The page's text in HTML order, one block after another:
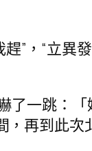
”，“立異
了一跳：
再到此